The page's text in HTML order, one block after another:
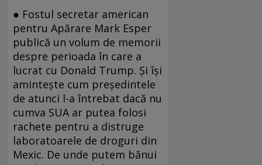
● Fostul secretar american
pentru Apărare Mark Esper
publică un volum de memorii
despre perioada în care a
lucrat cu Donald Trump. Și își
amintește cum președintele
de atunci l-a întrebat dacă nu
cumva SUA ar putea folosi
rachete pentru a distruge
laboratoarele de droguri din
Mexic. De unde putem bănui